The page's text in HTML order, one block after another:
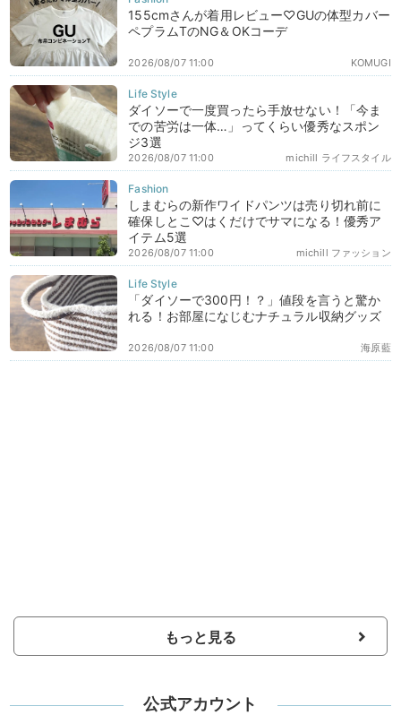
155cmさんが着用レビュー♡GUの体型カバー
ペプラムTのNG＆OKコーデ
KOMUGI
2026/08/07 11:00
ダイソーで一度買ったら手放せない！「今ま
での苦労は一体…」ってくらい優秀なスポン
ジ3選
michill ライフスタイル
2026/08/07 11:00
しまむらの新作ワイドパンツは売り切れ前に
確保しとこ♡はくだけでサマになる！優秀ア
イテム5選
michill ファッション
2026/08/07 11:00
「ダイソーで300円！？」値段を言うと驚か
れる！お部屋になじむナチュラル収納グッズ
海原藍
2026/08/07 11:00
もっと見る
公式アカウント